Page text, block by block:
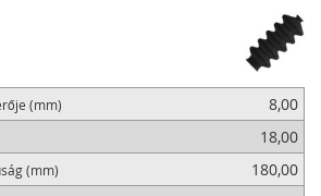
(mm)
8,00
18,00
(mm)
180,00